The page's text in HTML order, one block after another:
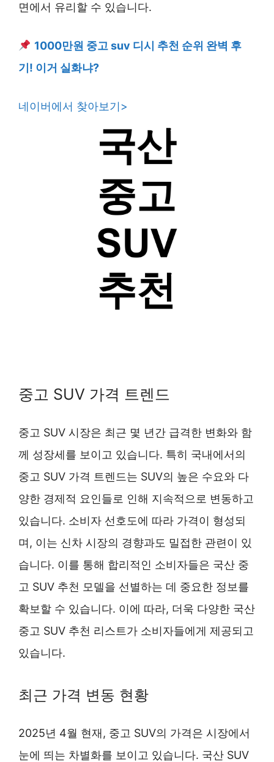
면에서 유리할 수 있습니다.
1000만원 중고 suv 디시 추천 순위 완벽 후
기! 이거 실화냐?
네이버에서 찾아보기>
중고 SUV 가격 트렌드
중고 SUV 시장은 최근 몇 년간 급격한 변화와 함
께 성장세를 보이고 있습니다. 특히 국내에서의
중고 SUV 가격 트렌드는 SUV의 높은 수요와 다
양한 경제적 요인들로 인해 지속적으로 변동하고
있습니다. 소비자 선호도에 따라 가격이 형성되
며, 이는 신차 시장의 경향과도 밀접한 관련이 있
습니다. 이를 통해 합리적인 소비자들은 국산 중
고 SUV 추천 모델을 선별하는 데 중요한 정보를
확보할 수 있습니다. 이에 따라, 더욱 다양한 국산
중고 SUV 추천 리스트가 소비자들에게 제공되고
있습니다.
최근 가격 변동 현황
2025년 4월 현재, 중고 SUV의 가격은 시장에서
눈에 띄는 차별화를 보이고 있습니다. 국산 SUV